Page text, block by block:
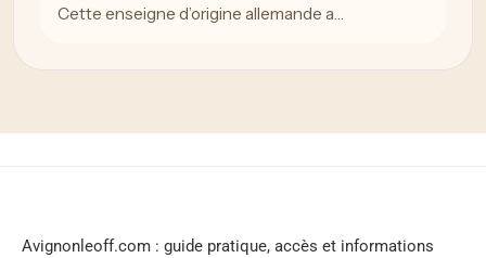
Cette enseigne d’origine allemande a…
Avignonleoff.com : guide pratique, accès et informations